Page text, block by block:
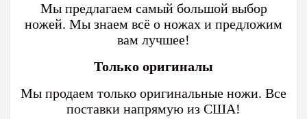
Мы предлагаем самый большой выбор
ножей. Мы знаем всё о ножах и предложим
вам лучшее!
Только оригиналы
Мы продаем только оригинальные ножи. Все
поставки напрямую из США!